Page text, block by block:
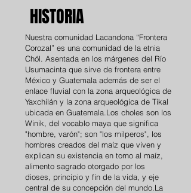
HISTORIA
Nuestra comunidad Lacandona “Frontera
Corozal” es una comunidad de la etnia
Chól. Asentada en los márgenes del Río
Usumacinta que sirve de frontera entre
México y Guatemala además de ser el
enlace fluvial con la zona arqueológica de
Yaxchilán y la zona arqueológica de Tikal
ubicada en Guatemala.Los choles son los
Winik, del vocablo maya que significa
"hombre, varón"; son "los milperos", los
hombres creados del maíz que viven y
explican su existencia en torno al maíz,
alimento sagrado otorgado por los
dioses, principio y fin de la vida, y eje
central de su concepción del mundo.La